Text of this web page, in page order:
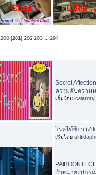
200 [201]202 203 ...294
Secret
ความลับความ
เริ่มโดย icelardry
โรคไข้ซิกา
เริ่มโดย
จำหน่ายอุปกร